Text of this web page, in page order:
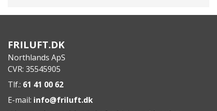
med 2-vejs stretch for øget fleksibilitet og komfort
Justerbar bund med snoretræk
Inderlomme med lynlås
Specs:
Ydermateriale: 100% Polyester
300 g/m²
FRILUFT.DK
Northlands ApS
CVR: 35545905
Tlf.: 61 41 00 62
E-mail: info@friluft.dk